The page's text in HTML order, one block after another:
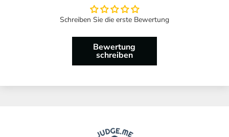
Schreiben Sie die erste Bewertung
Bewertung
schreiben